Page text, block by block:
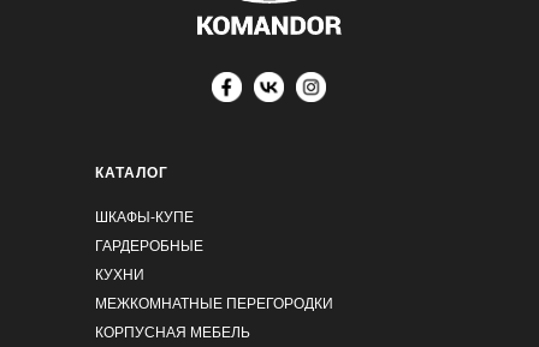
КАТАЛОГ
ШКАФЫ-КУПЕ
ГАРДЕРОБНЫЕ
КУХНИ
МЕЖКОМНАТНЫЕ ПЕРЕГОРОДКИ
КОРПУСНАЯ МЕБЕЛЬ